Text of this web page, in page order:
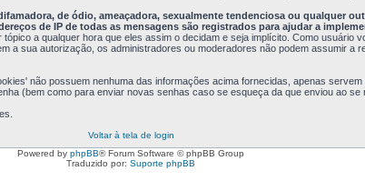
de ódio, ameaçadora, sexualmente tendenciosa ou qualquer
de IP de todas as mensagens são registrados para ajudar a
a qualquer hora que eles assim o decidam e seja implícito. Como usuário
sua autorização, os administradores ou moderadores não podem assumir a
não possuem nenhuma das informações acima fornecidas, apenas
(bem como para enviar novas senhas caso se esqueça da que enviou ao se
Voltar à tela de login
Powered by phpBB® Forum Software © phpBB Group
Traduzido por: Suporte phpBB